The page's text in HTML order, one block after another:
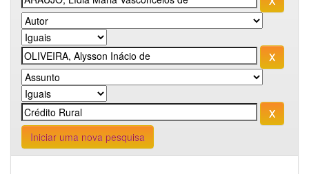
Iniciar uma nova pesquisa